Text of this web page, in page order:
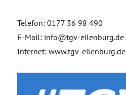
Telefon: 0177 36 98 490
E-Mail: info@tgv-eilenburg.de
Internet: www.tgv-eilenburg.de